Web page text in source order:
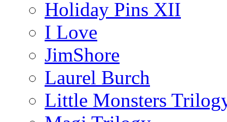
Holiday Pins XII
I Love
JimShore
Laurel Burch
Little Monsters